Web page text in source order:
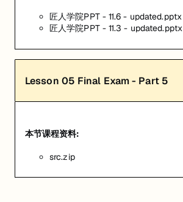
匠人学院PPT - 11.6 - updated.pptx
匠人学院PPT - 11.3 - updated.pptx
Lesson 05 Final Exam - Part 5
本节课程资料:
src.zip